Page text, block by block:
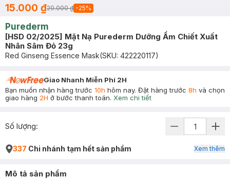
15.000 ₫20.000 ₫ -25%
Purederm
[HSD 02/2025] Mặt Nạ Purederm Dưỡng Ẩm Chiết Xuất
Nhân Sâm Đỏ 23g
Red Ginseng Essence Mask(SKU: 422220117)
Giao Nhanh Miễn Phí 2H
Bạn muốn nhận hàng trước 10h hôm nay. Đặt hàng trước 8h và chọn
giao hàng 2H ở bước thanh toán. Xem chi tiết
Số lượng:
337 Chi nhánh tạm hết sản phẩm Xem thêm
Mô tả sản phẩm